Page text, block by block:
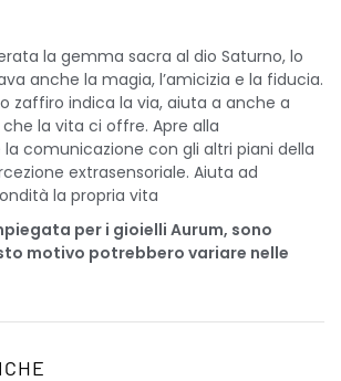
la gemma sacra al dio Saturno, lo
anche la magia, l’amicizia e la fiducia.
zaffiro indica la via, aiuta a anche a
la vita ci offre. Apre alla
comunicazione con gli altri piani della
extrasensoriale. Aiuta ad
la propria vita
per i gioielli Aurum, sono
motivo potrebbero variare nelle